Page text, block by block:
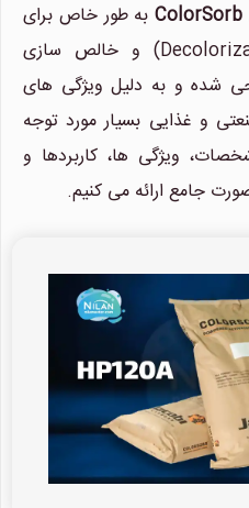
ColorSorbبه طور خاص برای
کاربردهای حذف رنگ (Decolorization) و خالص سازی
شده و به دلیل ویژگی های
و غذایی بسیار مورد توجه
ویژگی ها، کاربردها و
جامع ارائه می کنیم.